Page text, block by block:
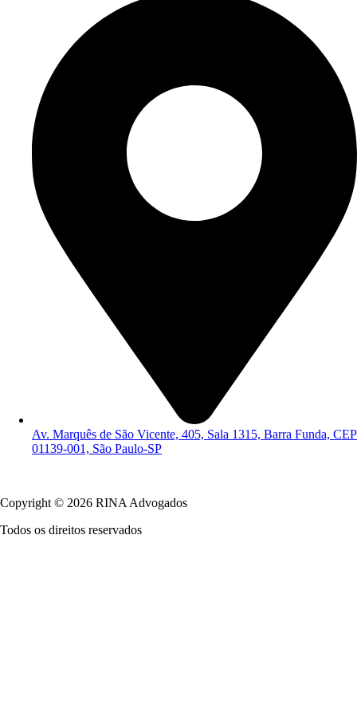
Av. Marquês de São Vicente, 405, Sala 1315, Barra Funda, CEP
01139-001, São Paulo-SP
Copyright © 2026 RINA Advogados
Todos os direitos reservados